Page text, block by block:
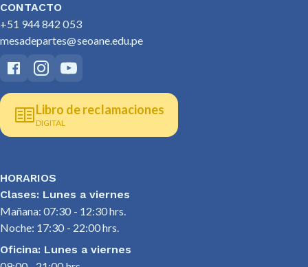
CONTACTO
+51 944 842 053
mesadepartes@seoane.edu.pe
Libro de reclamaciones
DIGITAL
HORARIOS
Clases: Lunes a viernes
Mañana: 07:30 - 12:30 hrs.
Noche: 17:30 - 22:00 hrs.
Oficina: Lunes a viernes